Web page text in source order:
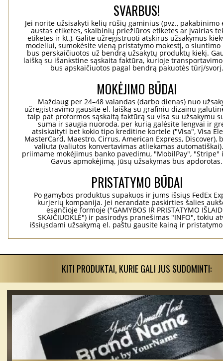
SVARBUS!
Jei norite užsisakyti kelių rūšių gaminius (pvz., pakabinimo
austas etiketes, skalbinių priežiūros etiketes ar įvairias
etiketes ir kt.), Galite užregistruoti atskirus užsakymus
modeliui, sumokėsite vieną pristatymo mokestį, o siuntimo
bus perskaičiuotos už bendrą užsakytų produktų kiekį.
laišką su išankstine sąskaita faktūra, kurioje
bus apskaičiuotos pagal bendrą pakuotės tūrį/svorį.
MOKĖJIMO BŪDAI
Maždaug per 24–48 valandas (darbo dienas) nuo
užregistravimo gausite el. laišką su grafiniu dizainu
taip pat proformos sąskaitą faktūrą su visa su užsakymu
suma ir saugia nuoroda, per kurią galėsite lengvai ir
atsiskaityti bet kokio tipo kreditine kortele ("Visa", Visa
MasterCard, Maestro, Cirrus, American Express, Discover),
valiuta (valiutos konvertavimas atliekamas
priimame mokėjimus banko pavedimu, "MobilPay", "Stripe"
Gavus apmokėjimą, jūsų užsakymas bus apdorotas.
PRISTATYMO BŪDAI
Po gamybos produktus supakuos ir jums išsiųs FedEx
kurjerių kompanija. Jei nerandate paskirties šalies
esančioje formoje ("GAMYBOS IR PRISTATYMO
SKAIČIUOKLĖ") ir pasirodys pranešimas "INFO", tokiu
išsiųsdami užsakymą el. paštu gausite kainą ir
KITI PRODUKTAI, KURIE GALI JUS SUDOMINTI: